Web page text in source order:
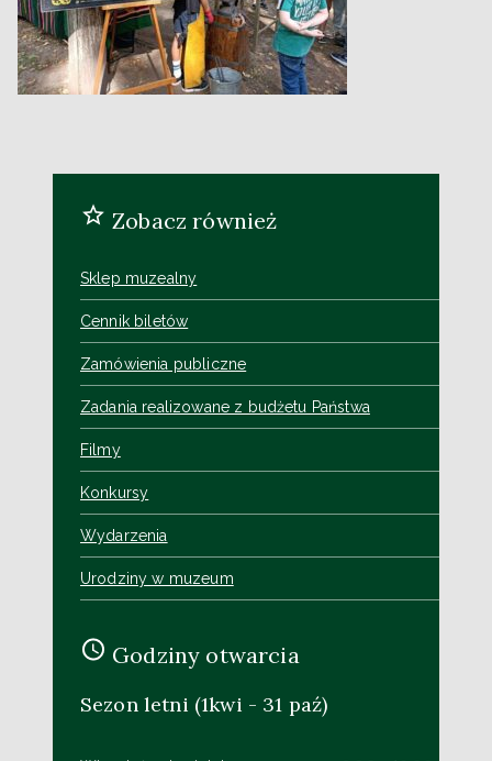
Zobacz również
Sklep muzealny
Cennik biletów
Zamówienia publiczne
Zadania realizowane z budżetu Państwa
Filmy
Konkursy
Wydarzenia
Urodziny w muzeum
Godziny otwarcia
Sezon letni (1kwi - 31 paź)